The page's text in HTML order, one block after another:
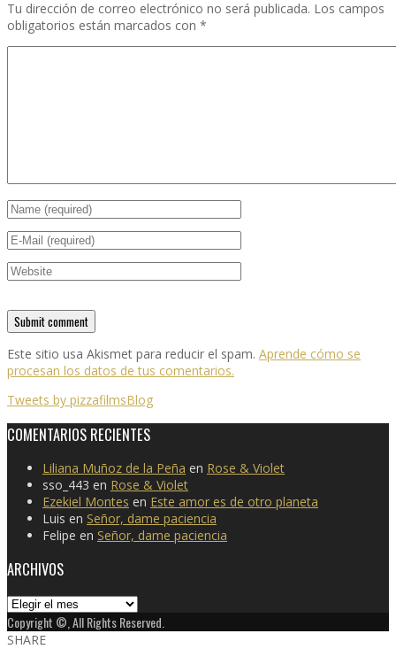
Tu dirección de correo electrónico no será publicada. Los campos
obligatorios están marcados con *
Este sitio usa Akismet para reducir el spam. Aprende cómo se
procesan los datos de tus comentarios.
Tweets by pizzafilmsBlog
COMENTARIOS RECIENTES
Liliana Muñoz de la Peña en Rose & Violet
sso_443 en Rose & Violet
Ezekiel Montes en Este amor es de otro planeta
Luis en Señor, dame paciencia
Felipe en Señor, dame paciencia
ARCHIVOS
Archivos
Copyright ©, All Rights Reserved.
SHARE